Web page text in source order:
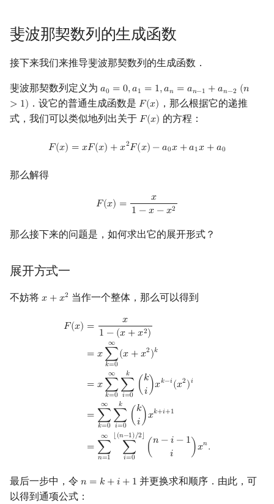
斐波那契数列的生成函数
接下来我们来推导斐波那契数列的生成函数．
斐波那契数列定义为 𝑎0 = 0,𝑎1 = 1,𝑎𝑛 = 𝑎𝑛−1 +𝑎𝑛−2 (𝑛
> 1)
a0 =0 ,a1=1 an=an− 1+ an−2 n>1)
．设它的普通生成函数是𝐹(𝑥)
F(x)
，那么根据它的递推
式，我们可以类似地列出关于 𝐹(𝑥)
F(x) 的方程：
𝐹(𝑥) = 𝑥𝐹(𝑥) +𝑥2𝐹(𝑥) −𝑎0𝑥 +𝑎1𝑥 +𝑎0
F x)=xF( x)+ x2 F(x)− a0 x+a1 x+ a0
那么解得
𝐹(𝑥) =
𝑥
1 −𝑥 −𝑥2
F x) =x1−x−x2
那么接下来的问题是，如何求出它的展开形式？
展开方式一
不妨将 𝑥 +𝑥2
x+ x2 当作一个整体，那么可以得到
𝐹(𝑥) =
𝑥
1 − (𝑥 +𝑥2)
= 𝑥
∞
∑
𝑘=0
(𝑥 +𝑥2)𝑘
= 𝑥
∞
∑
𝑘=0
𝑘
∑
𝑖=0
( 𝑘
𝑖 )𝑥𝑘−𝑖(𝑥2)𝑖
=
∞
∑
𝑘=0
𝑘
∑
𝑖=0
( 𝑘
𝑖 )𝑥𝑘+𝑖+1
=
∞
∑
𝑛=1
⌊(𝑛−1)/2⌋
∑
𝑖=0
( 𝑛 −𝑖 − 1
𝑖
)𝑥𝑛.
2)=x∑ k=0∞(x+x2)k=x∑k
最后一步中，令 𝑛 = 𝑘 +𝑖 + 1
n =k+ i+ 1
并更换求和顺序．由此，可
以得到通项公式：